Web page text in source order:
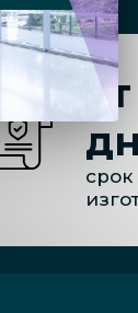
срок